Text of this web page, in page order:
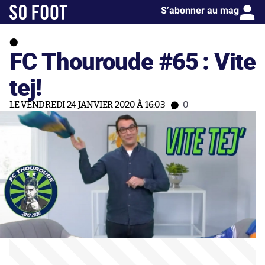
S’abonner au mag
FC Thouroude #65 : Vite
tej!
LE VENDREDI 24 JANVIER 2020 À 16:03 0